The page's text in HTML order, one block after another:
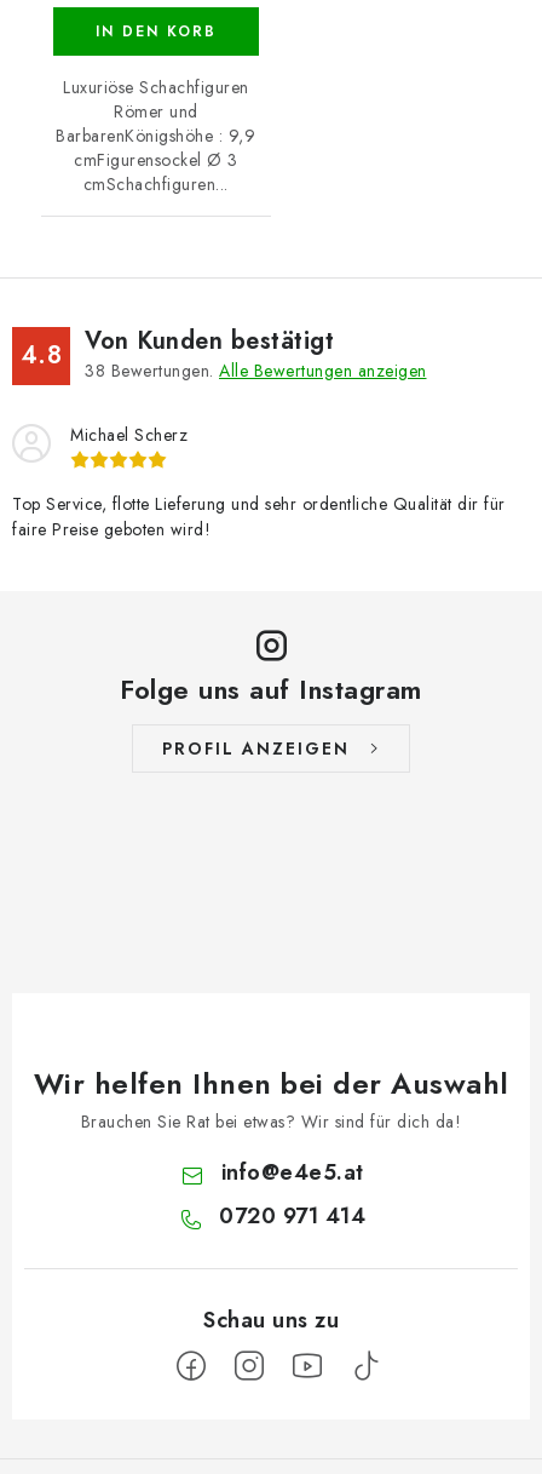
IN DEN KORB
Luxuriöse Schachfiguren
Römer und
BarbarenKönigshöhe : 9,9
cmFigurensockel Ø 3
cmSchachfiguren...
4.8 Von Kunden bestätigt
38 Bewertungen. Alle Bewertungen anzeigen
Michael Scherz
Top Service, flotte Lieferung und sehr ordentliche Qualität dir für
faire Preise geboten wird!
Folge uns auf Instagram
PROFIL ANZEIGEN
Wir helfen Ihnen bei der Auswahl
Brauchen Sie Rat bei etwas? Wir sind für dich da!
info@e4e5.at
0720 971 414